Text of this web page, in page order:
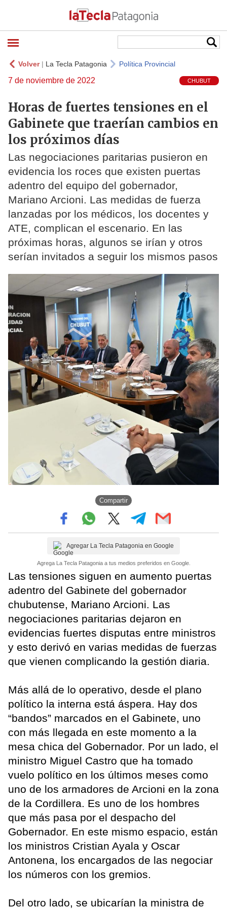
Volver| La Tecla Patagonia Política Provincial
7 de noviembre de 2022 CHUBUT
Horas de fuertes tensiones en el
Gabinete que traerían cambios en
los próximos días
Las negociaciones paritarias pusieron en
evidencia los roces que existen puertas
adentro del equipo del gobernador,
Mariano Arcioni. Las medidas de fuerza
lanzadas por los médicos, los docentes y
ATE, complican el escenario. En las
próximas horas, algunos se irían y otros
serían invitados a seguir los mismos pasos
Compartir
Agregar La Tecla Patagonia en Google
Agrega La Tecla Patagonia a tus medios preferidos en Google.
Las tensiones siguen en aumento puertas
adentro del Gabinete del gobernador
chubutense, Mariano Arcioni. Las
negociaciones paritarias dejaron en
evidencias fuertes disputas entre ministros
y esto derivó en varias medidas de fuerzas
que vienen complicando la gestión diaria.
Más allá de lo operativo, desde el plano
político la interna está áspera. Hay dos
“bandos” marcados en el Gabinete, uno
con más llegada en este momento a la
mesa chica del Gobernador. Por un lado, el
ministro Miguel Castro que ha tomado
vuelo político en los últimos meses como
uno de los armadores de Arcioni en la zona
de la Cordillera. Es uno de los hombres
que más pasa por el despacho del
Gobernador. En este mismo espacio, están
los ministros Cristian Ayala y Oscar
Antonena, los encargados de las negociar
los números con los gremios.
Del otro lado, se ubicarían la ministra de